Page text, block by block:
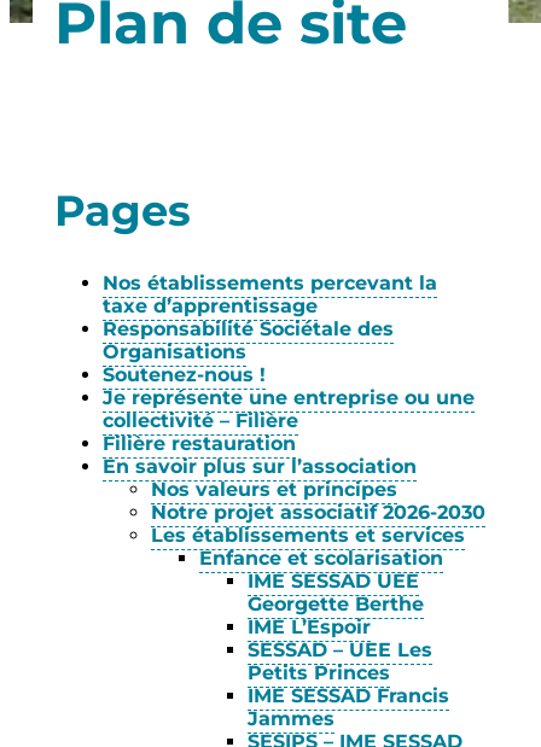
Plan de site
Pages
Nos établissements percevant la
taxe d’apprentissage
Responsabilité Sociétale des
Organisations
Soutenez-nous !
Je représente une entreprise ou une
collectivité – Filière
Filière restauration
En savoir plus sur l’association
Nos valeurs et principes
Notre projet associatif 2026-2030
Les établissements et services
Enfance et scolarisation
IME SESSAD UEE
Georgette Berthe
IME L’Espoir
SESSAD – UEE Les
Petits Princes
IME SESSAD Francis
Jammes
SESIPS – IME SESSAD